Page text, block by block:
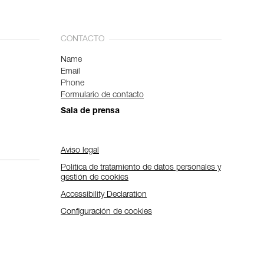
CONTACTO
Name
Email
Phone
Formulario de contacto
Sala de prensa
Aviso legal
Política de tratamiento de datos personales y
gestión de cookies
Accessibility Declaration
Configuración de cookies